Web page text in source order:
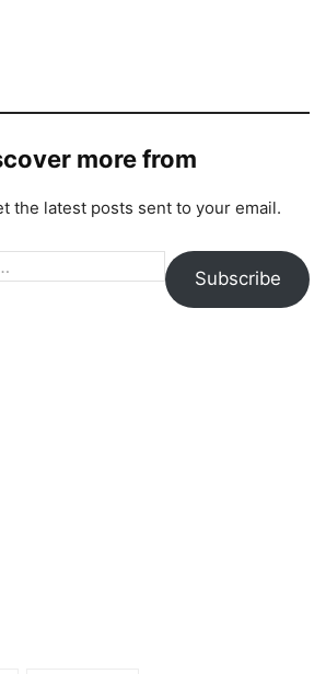
more from
the latest posts sent to your email.
Subscribe